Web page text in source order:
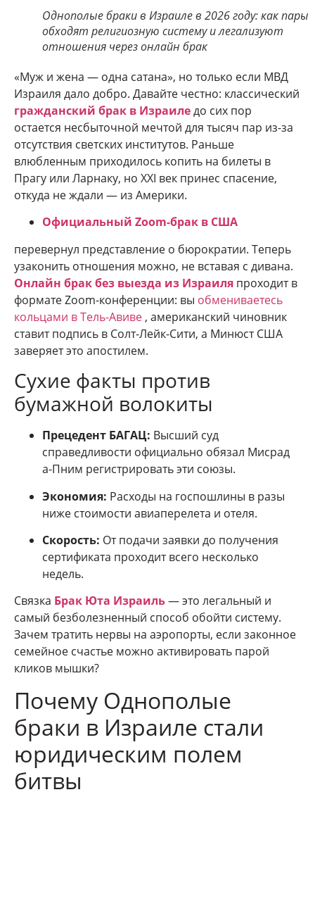
Однополые браки в Израиле в 2026 году: как пары
обходят религиозную систему и легализуют
отношения через онлайн брак
«Муж и жена — одна сатана», но только если МВД
Израиля дало добро. Давайте честно: классический
гражданский брак в Израиледо сих пор
остается несбыточной мечтой для тысяч пар из-за
отсутствия светских институтов. Раньше
влюбленным приходилось копить на билеты в
Прагу или Ларнаку, но XXI век принес спасение,
откуда не ждали — из Америки.
Официальный Zoom-брак в США
перевернул представление о бюрократии. Теперь
узаконить отношения можно, не вставая с дивана.
Онлайн брак без выезда из Израиля проходит в
формате Zoom-конференции: вы обмениваетесь
кольцами в Тель-Авиве , американский чиновник
ставит подпись в Солт-Лейк-Сити, а Минюст США
заверяет это апостилем.
Сухие факты против
бумажной волокиты
Прецедент БАГАЦ: Высший суд
справедливости официально обязал Мисрад
а-Пним регистрировать эти союзы.
Экономия: Расходы на госпошлины в разы
ниже стоимости авиаперелета и отеля.
Скорость: От подачи заявки до получения
сертификата проходит всего несколько
недель.
Связка Брак Юта Израиль— это легальный и
самый безболезненный способ обойти систему.
Зачем тратить нервы на аэропорты, если законное
семейное счастье можно активировать парой
кликов мышки?
Почему Однополые
браки в Израиле стали
юридическим полем
битвы